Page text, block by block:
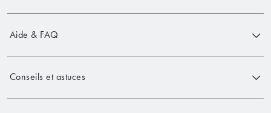
Aide & FAQ
Conseils et astuces